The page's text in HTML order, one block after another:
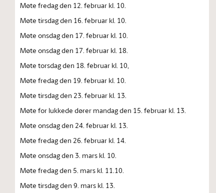
Møte fredag den 12. februar kl. 10.
Møte tirsdag den 16. februar kl. 10.
Møte onsdag den 17. februar kl. 10.
Møte onsdag den 17. februar kl. 18.
Møte torsdag den 18. februar kl. 10,
Møte fredag den 19. februar kl. 10.
Møte tirsdag den 23. februar kl. 13.
Møte for lukkede dører mandag den 15. februar kl. 13.
Møte onsdag den 24. februar kl. 13.
Møte fredag den 26. februar kl. 14.
Møte onsdag den 3. mars kl. 10.
Møte fredag den 5. mars kl. 11.10.
Møte tirsdag den 9. mars kl. 13.